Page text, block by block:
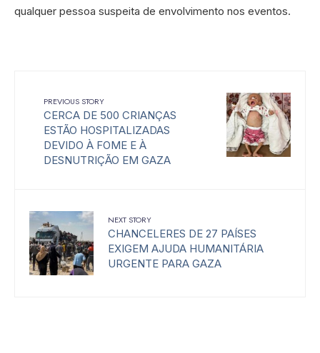
qualquer pessoa suspeita de envolvimento nos eventos.
PREVIOUS STORY
CERCA DE 500 CRIANÇAS
ESTÃO HOSPITALIZADAS
DEVIDO À FOME E À
DESNUTRIÇÃO EM GAZA
NEXT STORY
CHANCELERES DE 27 PAÍSES
EXIGEM AJUDA HUMANITÁRIA
URGENTE PARA GAZA